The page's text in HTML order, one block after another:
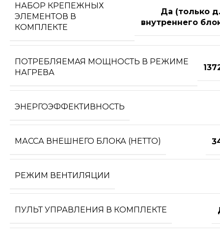
НАБОР КРЕПЕЖНЫХ
ЭЛЕМЕНТОВ В
КОМПЛЕКТЕ
Да (только
внутреннего
ПОТРЕБЛЯЕМАЯ МОЩНОСТЬ В РЕЖИМЕ
НАГРЕВА
ЭНЕРГОЭФФЕКТИВНОСТЬ
МАССА ВНЕШНЕГО БЛОКА (НЕТТО)
РЕЖИМ ВЕНТИЛЯЦИИ
ПУЛЬТ УПРАВЛЕНИЯ В КОМПЛЕКТЕ